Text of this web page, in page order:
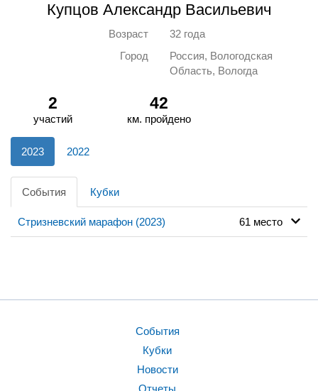
Купцов Александр Васильевич
Возраст
32 года
Город
Россия, Вологодская
Область, Вологда
2
участий
42
км. пройдено
2023 2022
События Кубки
Стризневский марафон (2023) 61 место
События
Кубки
Новости
Отчеты